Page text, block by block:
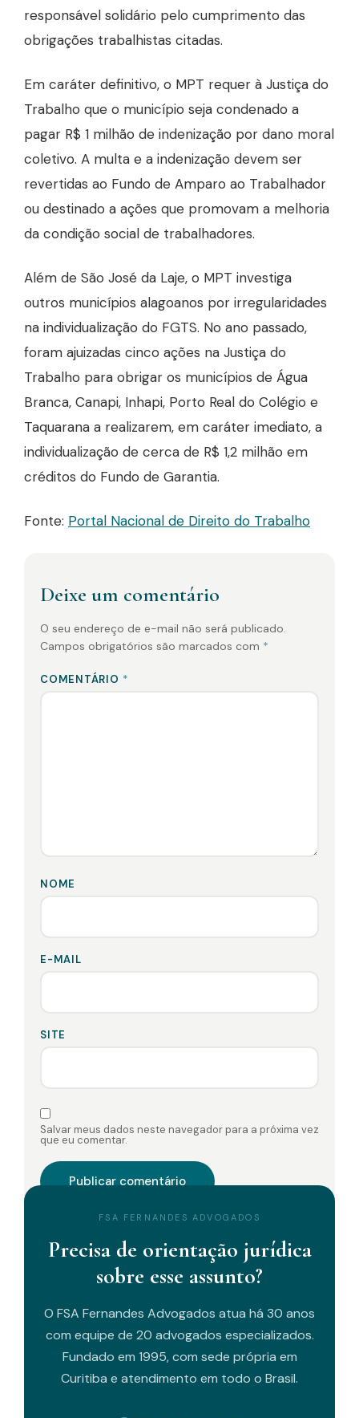
responsável solidário pelo cumprimento das
obrigações trabalhistas citadas.
Em caráter definitivo, o MPT requer à Justiça do
Trabalho que o município seja condenado a
pagar R$ 1 milhão de indenização por dano moral
coletivo. A multa e a indenização devem ser
revertidas ao Fundo de Amparo ao Trabalhador
ou destinado a ações que promovam a melhoria
da condição social de trabalhadores.
Além de São José da Laje, o MPT investiga
outros municípios alagoanos por irregularidades
na individualização do FGTS. No ano passado,
foram ajuizadas cinco ações na Justiça do
Trabalho para obrigar os municípios de Água
Branca, Canapi, Inhapi, Porto Real do Colégio e
Taquarana a realizarem, em caráter imediato, a
individualização de cerca de R$ 1,2 milhão em
créditos do Fundo de Garantia.
Fonte: Portal Nacional de Direito do Trabalho
Deixe um comentário
O seu endereço de e-mail não será publicado.
Campos obrigatórios são marcados com *
COMENTÁRIO *
NOME
E-MAIL
SITE
Salvar meus dados neste navegador para a próxima vez
que eu comentar.
FSA FERNANDES ADVOGADOS
Precisa de orientação jurídica
sobre esse assunto?
O FSA Fernandes Advogados atua há 30 anos
com equipe de 20 advogados especializados.
Fundado em 1995, com sede própria em
Curitiba e atendimento em todo o Brasil.